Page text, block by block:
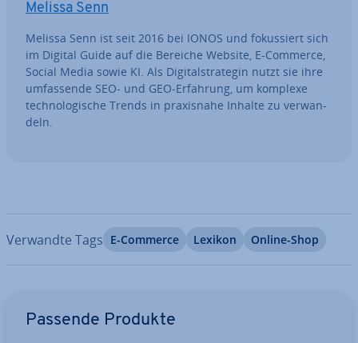
Melissa Senn
Melissa Senn ist seit 2016 bei IONOS und fo­kus­siert sich
im Digital Guide auf die Bereiche Website, E-Commerce,
Social Media sowie KI. Als Di­gi­tal­stra­te­gin nutzt sie ihre
um­fas­sen­de SEO- und GEO-Erfahrung, um komplexe
tech­no­lo­gi­sche Trends in pra­xis­na­he Inhalte zu ver­wan­
deln.
Verwandte Tags E-Commerce Lexikon Online-Shop
Passende Produkte